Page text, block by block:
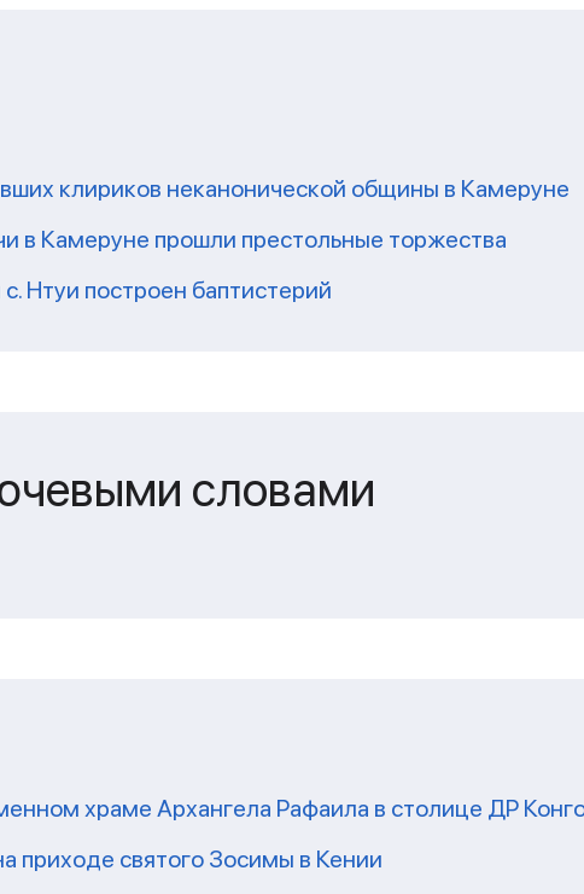
клириков неканонической общины в Камеруне
в Камеруне прошли престольные торжества
Нтуи построен баптистерий
словами
храме Архангела Рафаила в столице ДР
приходе святого Зосимы в Кении